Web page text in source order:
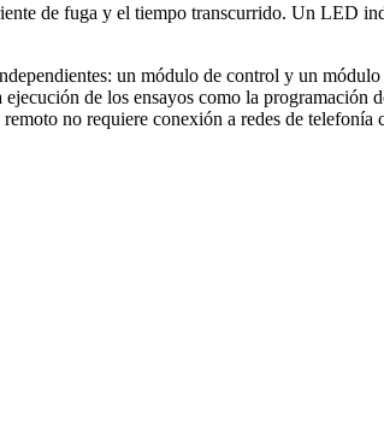
de fuga y el tiempo transcurrido. Un LED
un módulo de control y un
de los ensayos como la programación
no requiere conexión a redes de